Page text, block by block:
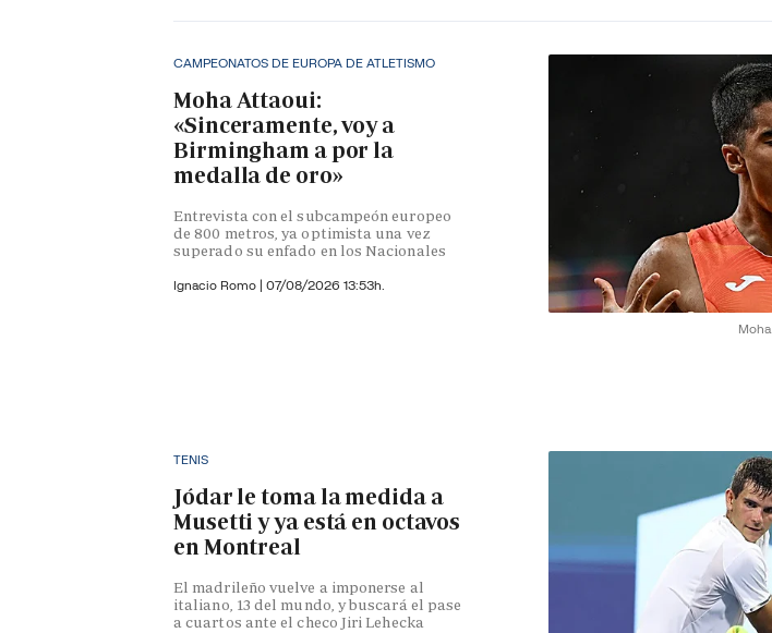
CAMPEONATOS DE EUROPA DE ATLETISMO
Moha Attaoui:
«Sinceramente, voy a
Birmingham a por la
medalla de oro»
Entrevista con el subcampeón europeo
de 800 metros, ya optimista una vez
superado su enfado en los Nacionales
Ignacio Romo | 07/08/2026 13:53h.
TENIS
Jódar le toma la medida a
Musetti y ya está en octavos
en Montreal
El madrileño vuelve a imponerse al
italiano, 13 del mundo, y buscará el pase
a cuartos ante el checo Jiri Lehecka